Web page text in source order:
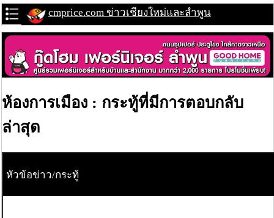
cmprice.com ข่าวเชียงใหม่และลำพูน
ห้องการเมือง : กระทู้ที่มีการตอบกลับ
ล่าสุด
หัวข้อข่าว/กระทู้